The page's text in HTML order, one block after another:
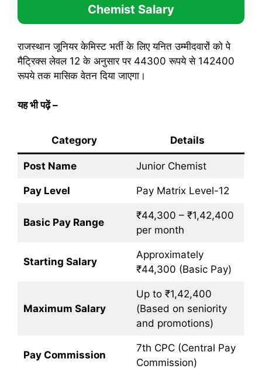
Chemist Salary
राजस्थान जूनियर केमिस्ट भर्ती के लिए यनित उम्मीदवारों को पे
मैट्रिक्स लेवल 12 के अनुसार पर 44300 रूपये से 142400
रूपये तक मासिक वेतन दिया जाएगा।
यह भी पढ़ें–
Category Details
Post Name Junior Chemist
Pay Level Pay Matrix Level-12
Basic Pay Range
₹44,300 – ₹1,42,400
per month
Starting Salary
Approximately
₹44,300 (Basic Pay)
Maximum Salary
Up to ₹1,42,400
(Based on seniority
and promotions)
Pay Commission
7th CPC (Central Pay
Commission)